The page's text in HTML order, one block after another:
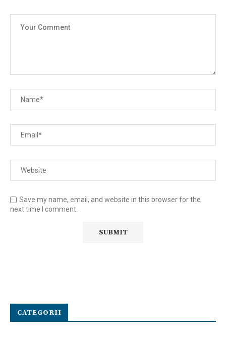
Save my name, email, and website in this browser for the
next time I comment.
CATEGORII